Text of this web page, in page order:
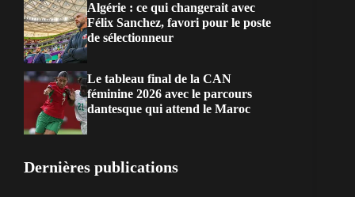
Algérie : ce qui changerait avec
Félix Sanchez, favori pour le poste
de sélectionneur
Le tableau final de la CAN
féminine 2026 avec le parcours
dantesque qui attend le Maroc
Dernières publications